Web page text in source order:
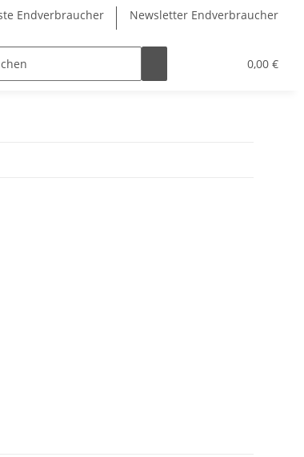
Endverbraucher Newsletter Endverbraucher
0,00 €
Sirup Zubehör